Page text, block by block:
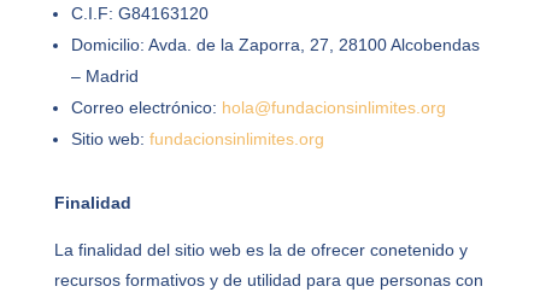
C.I.F: G84163120
Domicilio: Avda. de la Zaporra, 27, 28100 Alcobendas
– Madrid
Correo electrónico: hola@fundacionsinlimites.org
Sitio web: fundacionsinlimites.org
Finalidad
La finalidad del sitio web es la de ofrecer conetenido y
recursos formativos y de utilidad para que personas con